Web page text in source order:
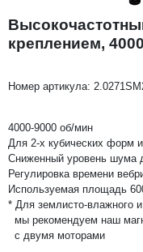
креплением,
Номер артикула:
4000-9000 об/мин
Для 2-х кубических форм
Сниженный уровень шума
Регулировка времени
Используемая площадь
* Для землисто-влажного и
мы рекомендуем наш
с двумя моторами